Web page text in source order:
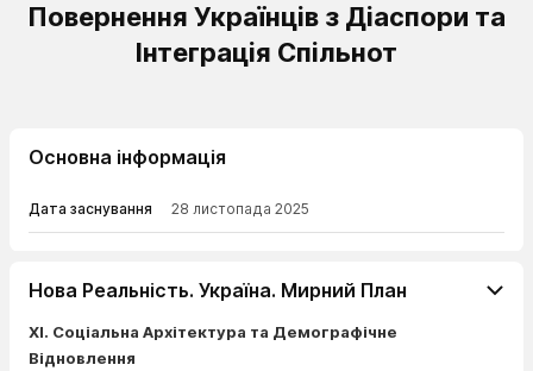
Повернення Українців з Діаспори та
Інтеграція Спільнот
Основна інформація
Дата заснування 28 листопада 2025
Нова Реальність. Україна. Мирний План
XI. Соціальна Архітектура та Демографічне
Відновлення